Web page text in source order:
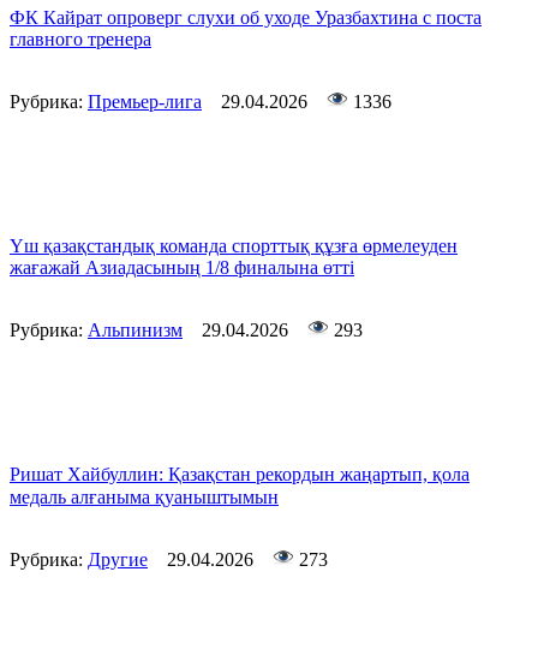
ФК Кайрат опроверг слухи об уходе Уразбахтина с поста
главного тренера
Рубрика: Премьер-лига 29.04.2026 1336
Үш қазақстандық команда спорттық құзға өрмелеуден
жағажай Азиадасының 1/8 финалына өтті
Рубрика: Альпинизм 29.04.2026 293
Ришат Хайбуллин: Қазақстан рекордын жаңартып, қола
медаль алғаныма қуаныштымын
Рубрика: Другие 29.04.2026 273